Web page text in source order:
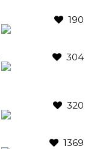
190
304
320
1369